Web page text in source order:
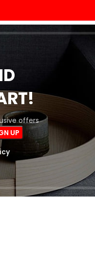
offers
lucruri
Magazinul nostru este în